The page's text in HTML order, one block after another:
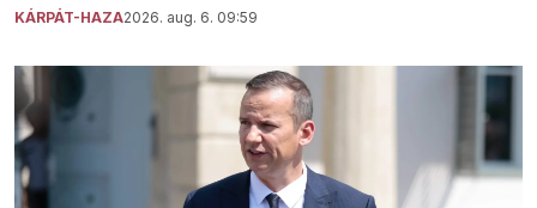
KÁRPÁT-HAZA2026. aug. 6. 09:59